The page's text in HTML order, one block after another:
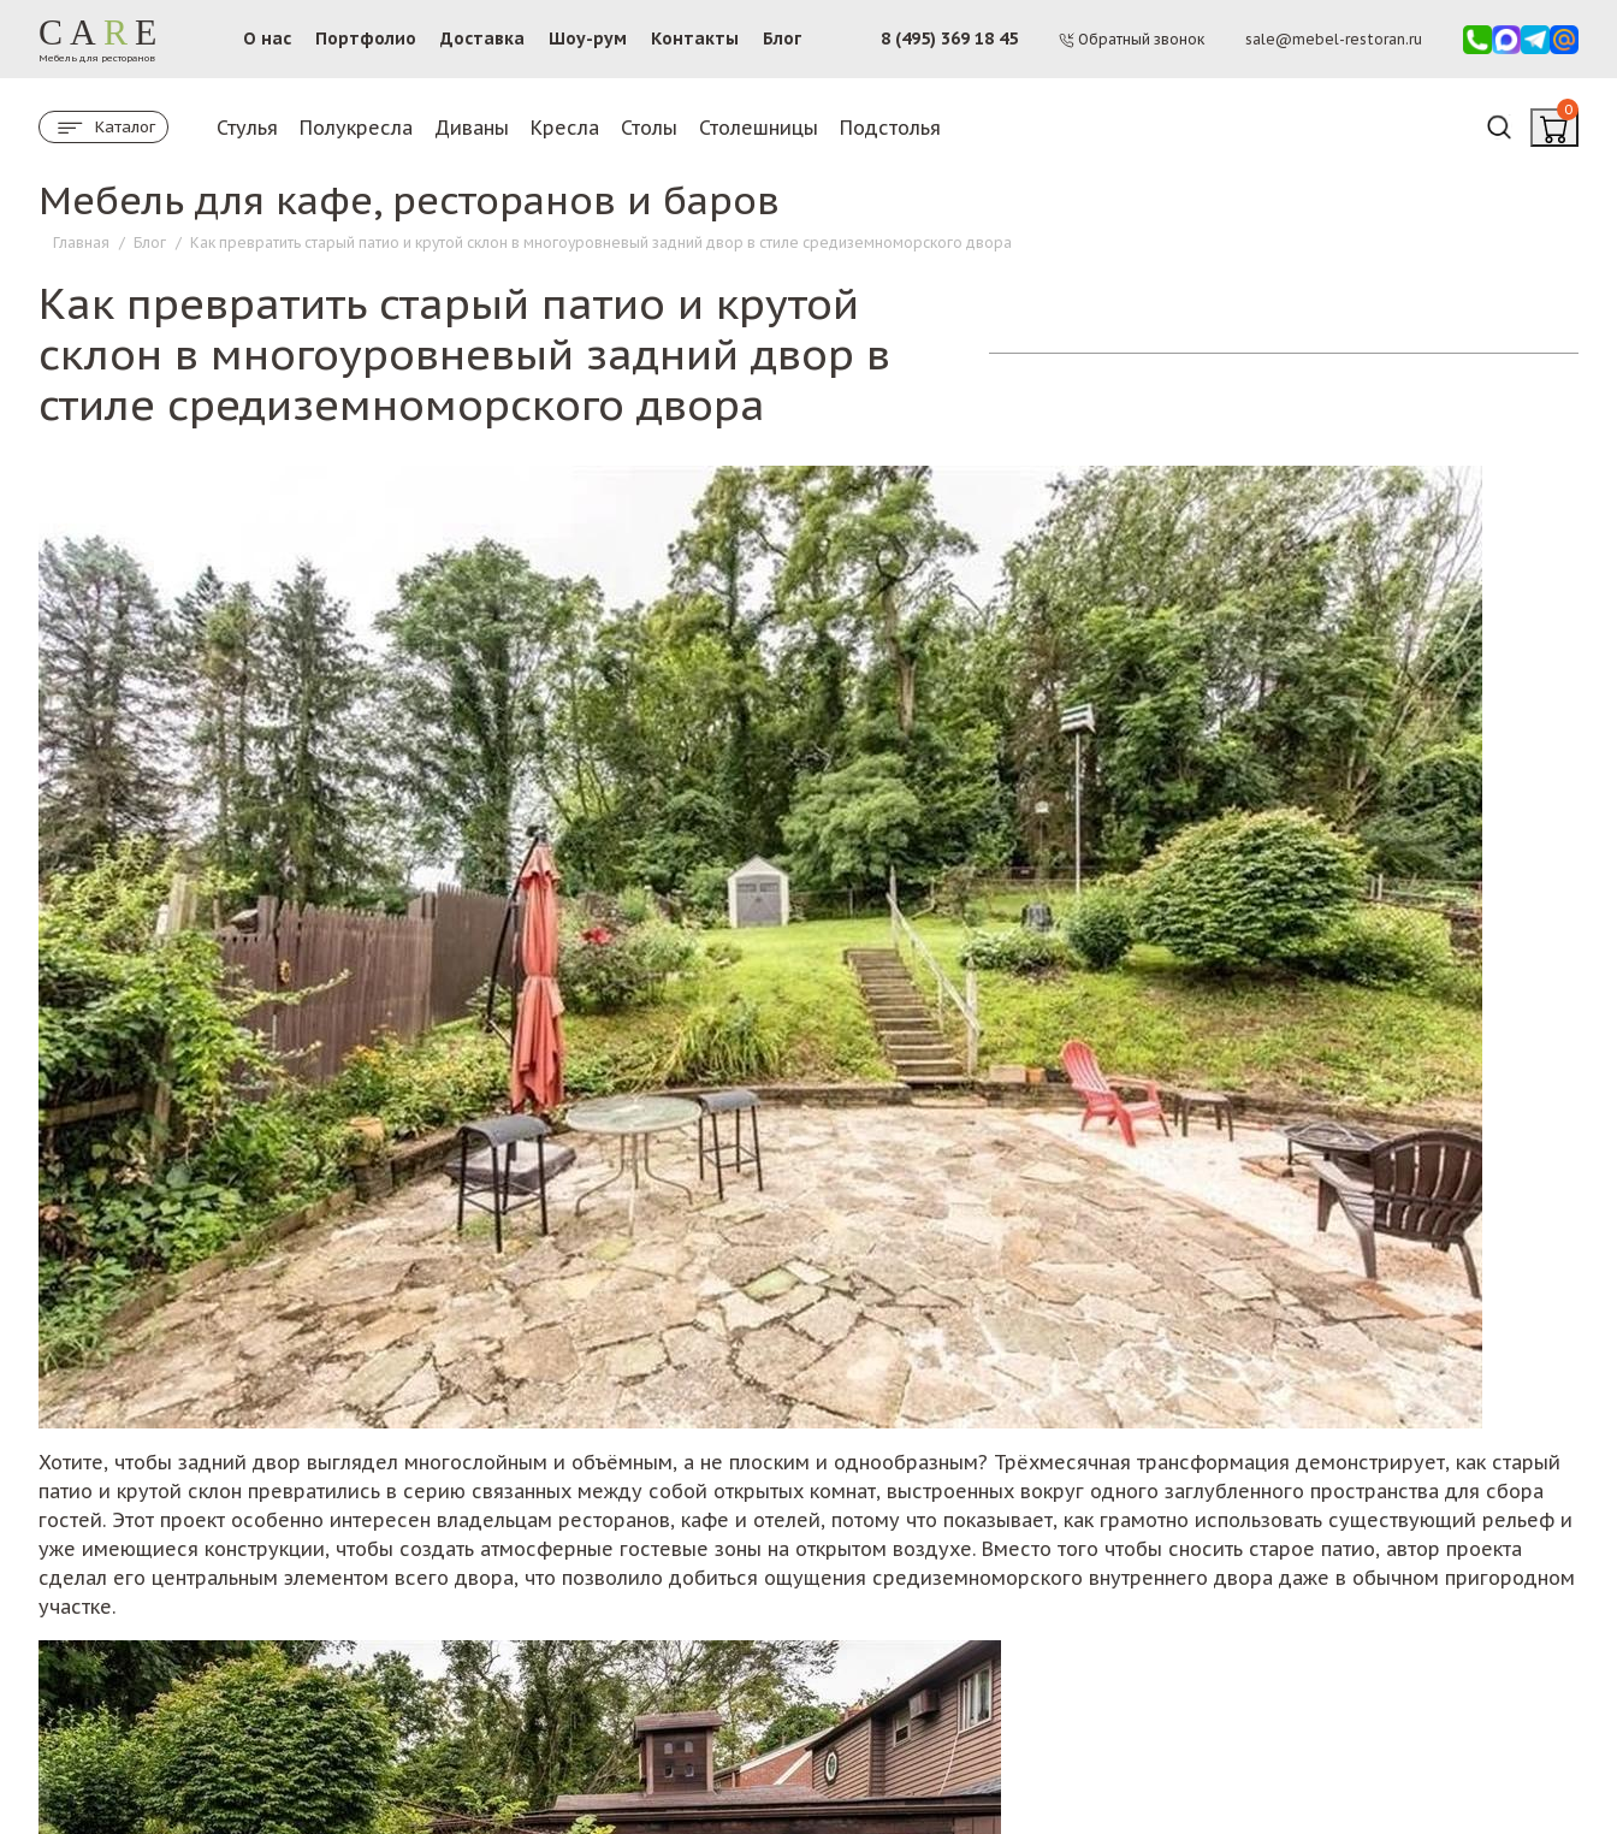
CA R E
Мебель для ресторанов
О нас Портфолио Доставка Шоу-рум Контакты Блог 8 (495) 369 18 45 Обратный звонок sale@mebel-restoran.ru
Каталог Стулья Полукресла Диваны Кресла Столы Столешницы Подстолья
0
Мебель для кафе, ресторанов и баров
Главная / Блог / Как превратить старый патио и крутой склон в многоуровневый задний двор в стиле средиземноморского двора
Как превратить старый патио и крутой
склон в многоуровневый задний двор в
стиле средиземноморского двора
Хотите, чтобы задний двор выглядел многослойным и объёмным, а не плоским и однообразным? Трёхмесячная трансформация демонстрирует, как старый
патио и крутой склон превратились в серию связанных между собой открытых комнат, выстроенных вокруг одного заглубленного пространства для сбора
гостей. Этот проект особенно интересен владельцам ресторанов, кафе и отелей, потому что показывает, как грамотно использовать существующий рельеф и
уже имеющиеся конструкции, чтобы создать атмосферные гостевые зоны на открытом воздухе. Вместо того чтобы сносить старое патио, автор проекта
сделал его центральным элементом всего двора, что позволило добиться ощущения средиземноморского внутреннего двора даже в обычном пригородном
участке.